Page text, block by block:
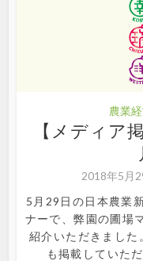
農業
【メディア
2018年5月
5月29日の日本農業
ナーで、弊園の圃場
紹介いただきまし
も掲載していた